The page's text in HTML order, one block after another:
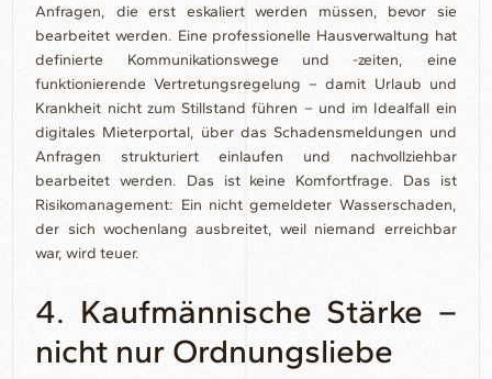
Anfragen, die erst eskaliert werden müssen, bevor sie
bearbeitet werden. Eine professionelle Hausverwaltung hat
definierte Kommunikationswege und -zeiten, eine
funktionierende Vertretungsregelung – damit Urlaub und
Krankheit nicht zum Stillstand führen – und im Idealfall ein
digitales Mieterportal, über das Schadensmeldungen und
Anfragen strukturiert einlaufen und nachvollziehbar
bearbeitet werden. Das ist keine Komfortfrage. Das ist
Risikomanagement: Ein nicht gemeldeter Wasserschaden,
der sich wochenlang ausbreitet, weil niemand erreichbar
war, wird teuer.
4. Kaufmännische Stärke –
nicht nur Ordnungsliebe